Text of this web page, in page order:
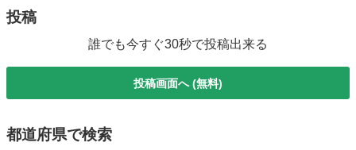
投稿
誰でも今すぐ30秒で投稿出来る
投稿画面へ (無料)
都道府県で検索